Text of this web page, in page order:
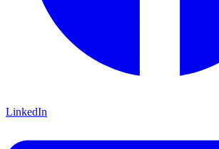
LinkedIn